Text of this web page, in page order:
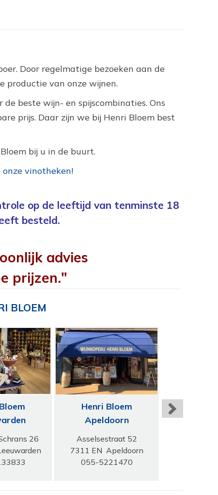
Door regelmatige bezoeken aan de
productie van onze wijnen.
beste wijn- en spijscombinaties. Ons
prijs. Daar zijn we bij Henri Bloem best
bij u in de buurt.
onze vinotheken!
op de leeftijd van tenminste 18
besteld.
advies
prijzen."
BLOEM
26
Henri Bloem
Apeldoorn
Asselsestraat 52
7311 EN Apeldoorn
055-5221470